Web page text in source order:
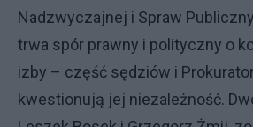
Nadzwyczajnej i Spraw
trwa spór prawny i polityczny o
izby – część sędziów i
kwestionują jej niezależność.